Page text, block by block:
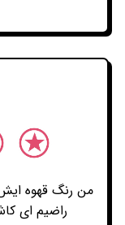
من رنگ قهوه ایش
راضیم ای